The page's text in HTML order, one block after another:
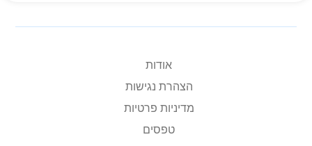
אודות
הצהרת נגישות
מדיניות פרטיות
טפסים